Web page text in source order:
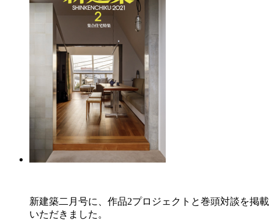
新建築二月号に、作品2プロジェクトと巻頭対談を掲載
いただきました。